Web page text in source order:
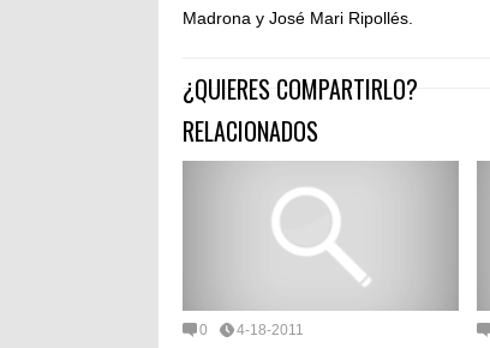
Madrona y José Mari Ripollés.
¿QUIERES COMPARTIRLO?
RELACIONADOS
0 4-18-2011